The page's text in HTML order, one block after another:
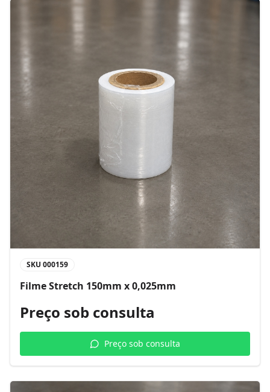
SKU 000159
Filme Stretch 150mm x 0,025mm
Preço sob consulta
Preço sob consulta